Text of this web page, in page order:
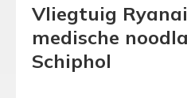
Vliegtuig
medische
Schiphol